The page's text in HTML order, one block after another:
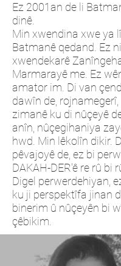
Ez 2001an de li
dinê.
Min xwendina xwe ya
Batmanê qedand. Ez
xwendekarê
Marmarayê me. Ez
amator im. Di van
dawîn de, rojnamegerî,
zimanê ku di nûçeyê
anîn, nûçegihaniya
hwd. Min lêkolîn dikir.
pêvajoyê de, ez bi
DAKAH-DER'ê re rû bi
Digel perwerdehiyan,
ku ji perspektîfa jinan
binerim û nûçeyên bi
çêbikim.